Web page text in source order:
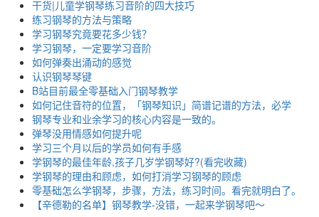
干货|儿童学钢琴练习音阶的四大技巧
练习钢琴的方法与策略
学习钢琴究竟要花多少钱？
学习钢琴，一定要学习音阶
如何弹奏出涌动的感觉
认识钢琴琴键
B站目前最全零基础入门钢琴教学
如何记住音符的位置，「钢琴知识」简谱记谱的方法，必学
钢琴专业和业余学习的核心内容是一致的。
弹琴没用情感如何提升呢
学习三个月以后的学员如何有手感
学钢琴的最佳年龄,孩子几岁学钢琴好?(看完收藏)
学钢琴的理由和顾虑，如何打消学习钢琴的顾虑
零基础怎么学钢琴，步骤，方法，练习时间。看完就明白了。
【辛德勒的名单】钢琴教学-没错，一起来学钢琴吧～